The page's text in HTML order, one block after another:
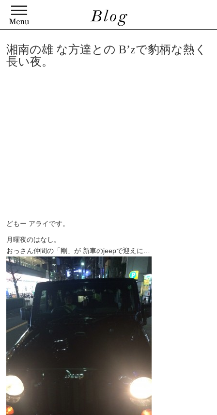
湘南の雄 な方達との B’zで豹柄な熱く
長い夜。
どもー アライです。
月曜夜のはなし。
おっさん仲間の「剛」が 新車のjeepで迎えに…